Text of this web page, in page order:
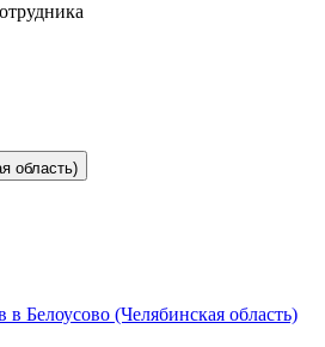
область)
в Белоусово (Челябинская область)